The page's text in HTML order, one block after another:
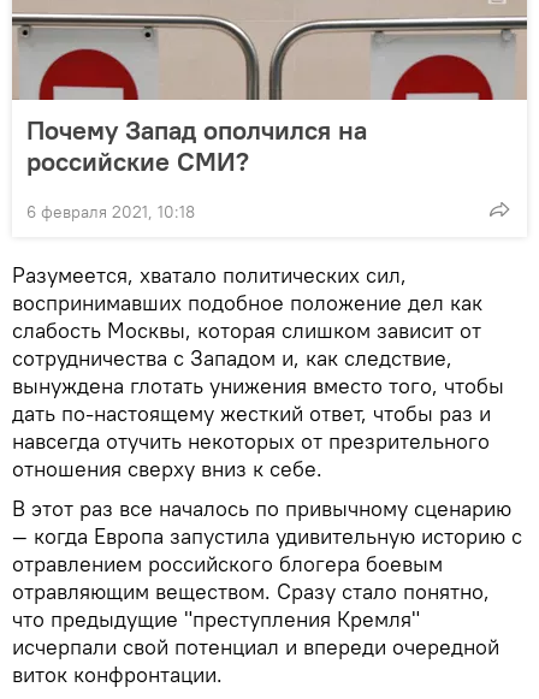
Почему Запад ополчился на
российские СМИ?
6 февраля 2021, 10:18
Разумеется, хватало политических сил,
воспринимавших подобное положение дел как
слабость Москвы, которая слишком зависит от
сотрудничества с Западом и, как следствие,
вынуждена глотать унижения вместо того, чтобы
дать по-настоящему жесткий ответ, чтобы раз и
навсегда отучить некоторых от презрительного
отношения сверху вниз к себе.
В этот раз все началось по привычному сценарию
— когда Европа запустила удивительную историю с
отравлением российского блогера боевым
отравляющим веществом. Сразу стало понятно,
что предыдущие "преступления Кремля"
исчерпали свой потенциал и впереди очередной
виток конфронтации.